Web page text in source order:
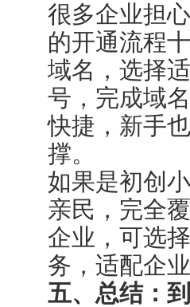
很多企业担
的开通流程
域名，选择
号，完成域
快捷，新手
撑。
如果是初创
亲民，完全
企业，可选
务，适配企
五、总结：